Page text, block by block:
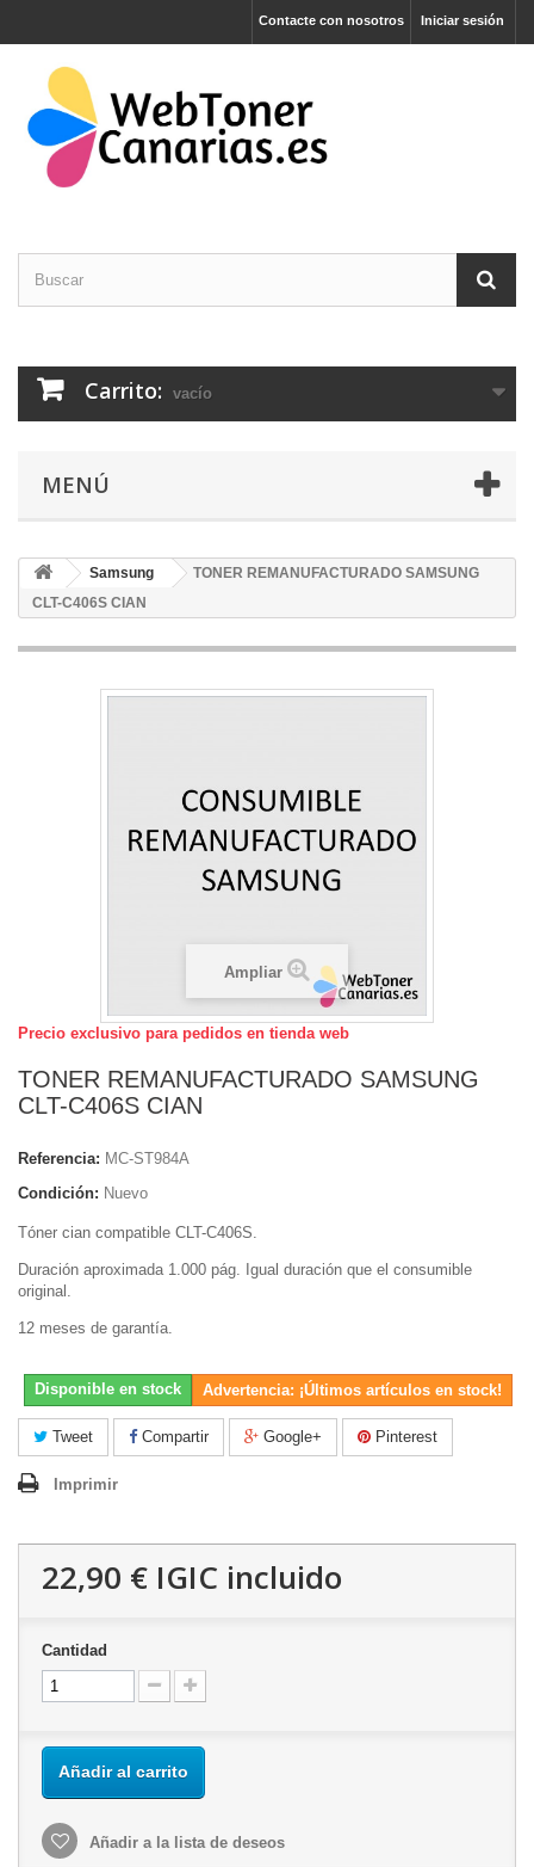
Iniciar sesión
Contacte con nosotros
Carrito: vacío
MENÚ
Samsung
TONER REMANUFACTURADO SAMSUNG
CLT-C406S CIAN
Ampliar
Precio exclusivo para pedidos en tienda web
TONER REMANUFACTURADO SAMSUNG
CLT-C406S CIAN
Referencia: MC-ST984A
Condición: Nuevo
Tóner cian compatible CLT-C406S.
Duración aproximada 1.000 pág. Igual duración que el consumible
original.
12 meses de garantía.
Disponible en stock Advertencia: ¡Últimos artículos en stock!
Tweet Compartir Google+ Pinterest
Imprimir
22,90 € IGIC incluido
Cantidad
Añadir al carrito
Añadir a la lista de deseos